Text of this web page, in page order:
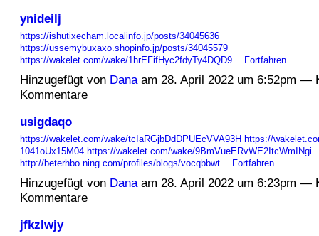
ynideilj
https://ishutixecham.localinfo.jp/posts/34045636
https://ussemybuxaxo.shopinfo.jp/posts/34045579
https://wakelet.com/wake/1hrEFifHyc2fdyTy4DQD9… Fortfahren
Hinzugefügt von Danaam 28. April 2022 um 6:52pm —
Kommentare
usigdaqo
https://wakelet.com/wake/tcIaRGjbDdDPUEcVVA93H https://
1041oUx15M04 https://wakelet.com/wake/9BmVueERvWE2ItcWmINgi
http://beterhbo.ning.com/profiles/blogs/vocqbbwt… Fortfahren
Hinzugefügt von Danaam 28. April 2022 um 6:23pm —
Kommentare
jfkzlwjy